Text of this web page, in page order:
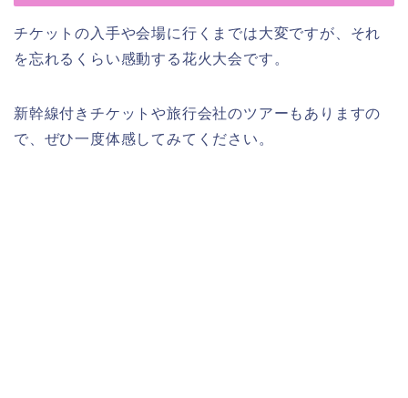
チケットの入手や会場に行くまでは大変ですが、それ
を忘れるくらい感動する花火大会です。
新幹線付きチケットや旅行会社のツアーもありますの
で、ぜひ一度体感してみてください。